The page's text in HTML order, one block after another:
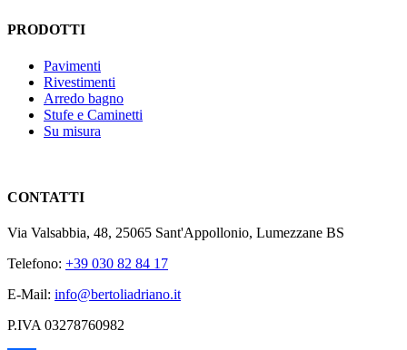
PRODOTTI
Pavimenti
Rivestimenti
Arredo bagno
Stufe e Caminetti
Su misura
CONTATTI
Via Valsabbia, 48, 25065 Sant'Appollonio, Lumezzane BS
Telefono: +39 030 82 84 17
E-Mail: info@bertoliadriano.it
P.IVA 03278760982